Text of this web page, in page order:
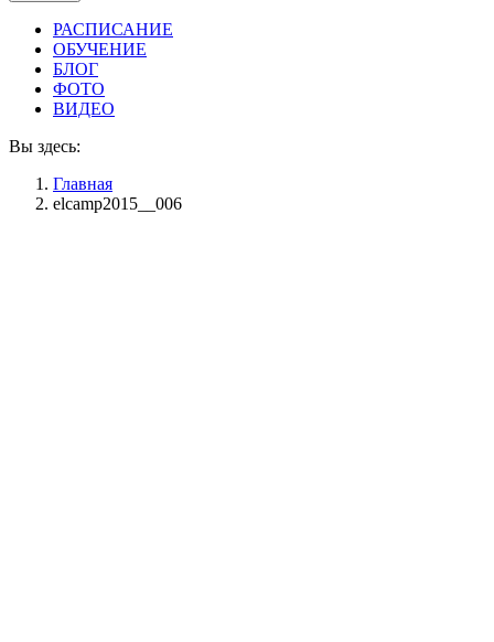
РАСПИСАНИЕ
ОБУЧЕНИЕ
БЛОГ
ФОТО
ВИДЕО
Вы здесь:
Главная
elcamp2015__006